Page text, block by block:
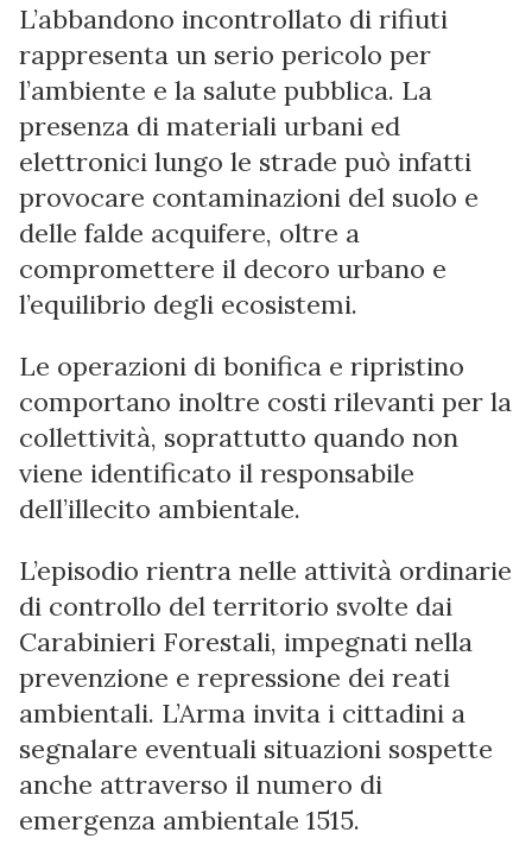
L’abbandono incontrollato di rifiuti
rappresenta un serio pericolo per
l’ambiente e la salute pubblica. La
presenza di materiali urbani ed
elettronici lungo le strade può infatti
provocare contaminazioni del suolo e
delle falde acquifere, oltre a
compromettere il decoro urbano e
l’equilibrio degli ecosistemi.
Le operazioni di bonifica e ripristino
comportano inoltre costi rilevanti per la
collettività, soprattutto quando non
viene identificato il responsabile
dell’illecito ambientale.
L’episodio rientra nelle attività ordinarie
di controllo del territorio svolte dai
Carabinieri Forestali, impegnati nella
prevenzione e repressione dei reati
ambientali. L’Arma invita i cittadini a
segnalare eventuali situazioni sospette
anche attraverso il numero di
emergenza ambientale 1515.